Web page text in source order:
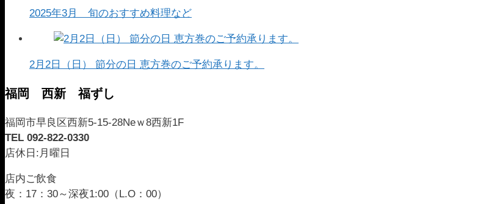
2025年3月 旬のおすすめ料理など
2月2日（日） 節分の日 恵方巻のご予約承ります。
福岡 西新 福ずし
福岡市早良区西新5-15-28Neｗ8西新1F
TEL 092-822-0330
店休日:月曜日
店内ご飲食
夜：17：30～深夜1:00（L.O：00）